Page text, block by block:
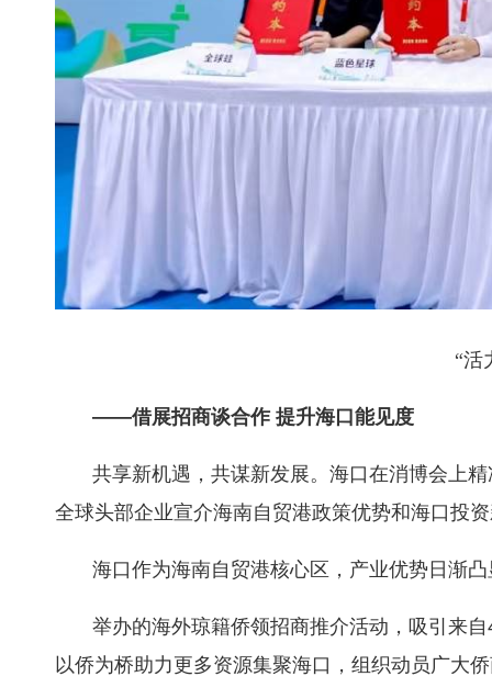
“活
——借展招商谈合作 提升海口能见度
共享新机遇，共谋新发展。海口在消博会上
全球头部企业宣介海南自贸港政策优势和海口投
海口作为海南自贸港核心区，产业优势日渐
举办的海外琼籍侨领招商推介活动，吸引来
以侨为桥助力更多资源集聚海口，组织动员广大